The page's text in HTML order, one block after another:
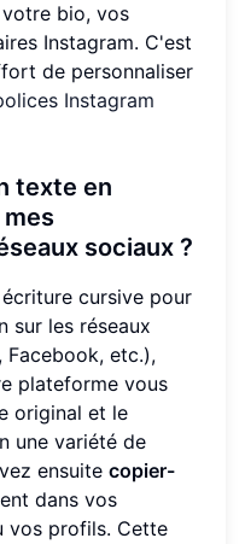
bio, vos
Instagram. C'est
de personnaliser
Instagram
texte en
sociaux ?
cursive pour
sur les réseaux
Facebook, etc.),
plateforme vous
original et le
une variété de
ensuite copier-
dans vos
vos profils. Cette